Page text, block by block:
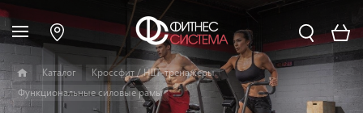
Каталог
Кроссфит / HIIT-тренажеры
Функциональные силовые рамы